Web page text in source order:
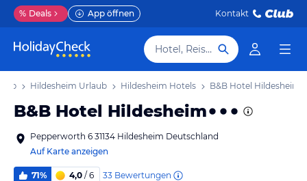
% Deals App öffnen Kontakt
Hotel, Reiseziel
Hildesheim Urlaub Hildesheim Hotels B&B Hotel Hildesheim
B&B Hotel Hildesheim
Pepperworth 6 31134 Hildesheim Deutschland
Auf Karte anzeigen
71% 4,0 / 6 33 Bewertungen